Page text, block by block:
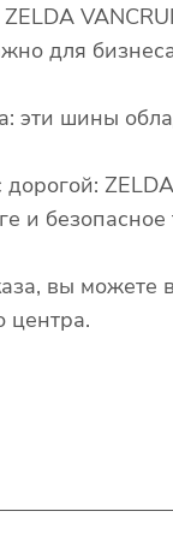
для
эти шины
и
вы можете
центра.